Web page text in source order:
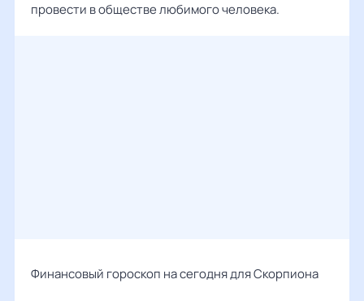
провести в обществе любимого человека.
Финансовый гороскоп на сегодня для Скорпиона